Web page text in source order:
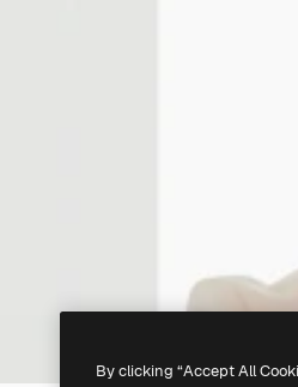
By clicking “Accept All